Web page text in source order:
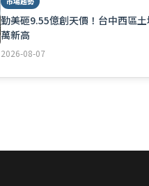
勤美砸9.55億創天價！台中西區
萬新高
2026-08-07